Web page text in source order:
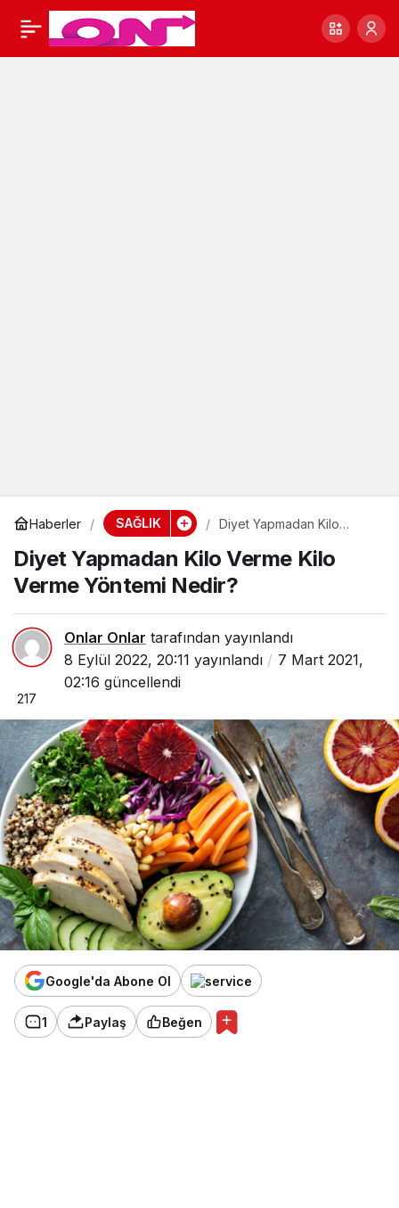
Haberler SAĞLIK
Diyet Yapmadan Kilo
Nedir?
Diyet Yapmadan Kilo Verme Kilo
Verme Yöntemi Nedir?
Onlar Onlar tarafından yayınlandı
8 Eylül 2022, 20:11 yayınlandı
7 Mart 2021,
02:16 güncellendi
217
Google'da Abone Ol
1 Paylaş Beğen
Akciğer Kanseri Paylaş